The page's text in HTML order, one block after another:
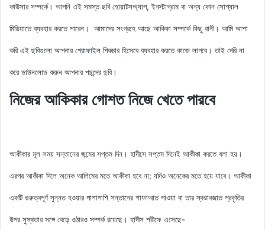
কাউসার সম্পর্কে। আপনি এই সমস্ত ছবি হোয়াটসঅ্যাপ, ইনস্টাগ্রাম বা অন্য কোন সোশ্যাল
মিডিয়াতে ব্যবহার করতে পারেন। আমাদের সংগ্রহে আছে আকিকা সম্পর্কে কিছু বানী। আমি আশা
করি এই ছবিগুলো আপনার প্রোফাইল পিকচার হিসেবে ব্যবহার করতে কাজে লাগবে। তাই দেরি না
করে ডাউনলোড করুন আপনার পছন্দের ছবি।
নিজের আকিকার গোশত নিজে খেতে পারবে
আকীকার মূল সময় সন্তানের জন্মের সপ্তম দিন। হাদীসে সপ্তম দিনেই আকীকা করতে বলা হয়।
এরপর আকীকা দিলে অনেক আলিমের মতে আকীকা হবে না; যদিও অনেকের মতে হয়ে যাবে। আকীকা
একটি গুরুত্বপূর্ণ সুন্নত হওয়ার পাশাপাশি সন্তানের শাফাআত পাওয়া বা তার স্বভাবজাত প্রকৃতির
উপর সুস্থতার সঙ্গে বেড়ে ওঠারও সম্পর্ক রয়েছে। হাদীস শরীফে এসেছে-